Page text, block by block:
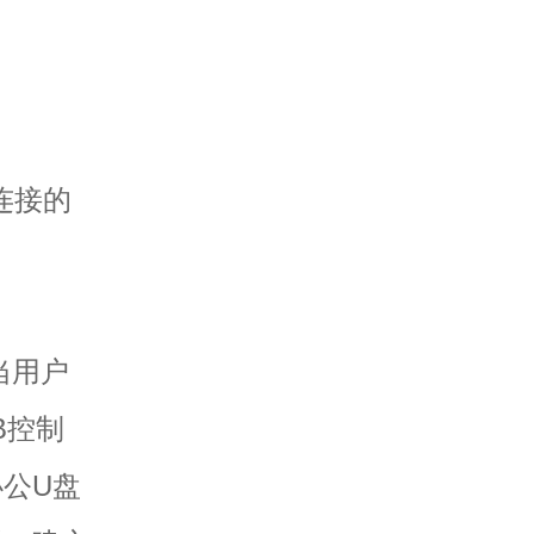
接的
用户
制
U盘